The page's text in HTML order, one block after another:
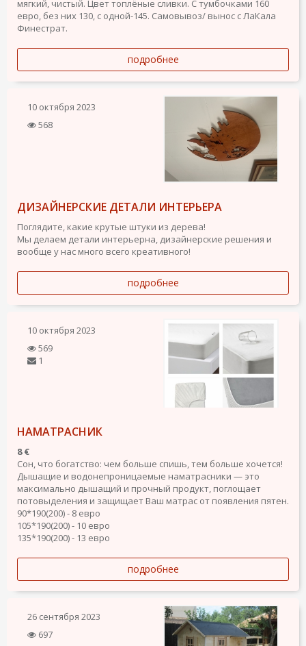
мягкий, чистый. Цвет топлёные сливки. С тумбочками 160
евро, без них 130, с одной-145. Самовывоз/ вынос с ЛаКала
Финестрат.
подробнее
10 октября 2023
568
ДИЗАЙНЕРСКИЕ ДЕТАЛИ ИНТЕРЬЕРА
Поглядите, какие крутые штуки из дерева!
Мы делаем детали интерьерна, дизайнерские решения и
вообще у нас много всего креативного!
подробнее
10 октября 2023
569
1
НАМАТРАСНИК
8 €
Сон, что богатство: чем больше спишь, тем больше хочется!
Дышащие и водонепроницаемые наматрасники — это
максимально дышащий и прочный продукт, поглощает
потовыделения и защищает Ваш матрас от появления пятен.
90*190(200) - 8 евро
105*190(200) - 10 евро
135*190(200) - 13 евро
подробнее
26 сентября 2023
697